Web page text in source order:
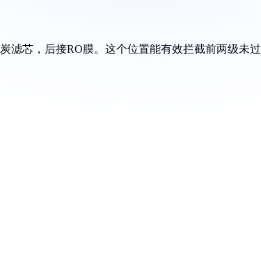
滤芯，后接RO膜。这个位置能有效拦截前两级未过